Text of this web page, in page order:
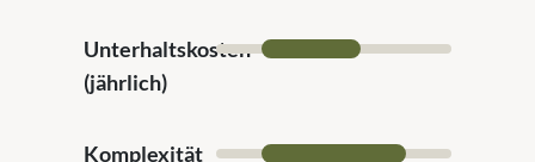
Unterhaltskosten
(jährlich)
Komplexität